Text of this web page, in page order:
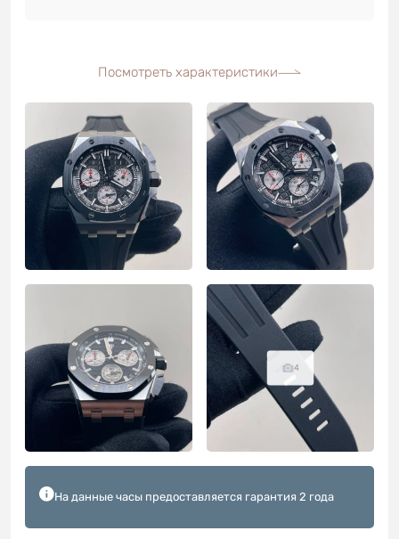
Посмотреть характеристики
4
На данные часы предоставляется гарантия 2 года